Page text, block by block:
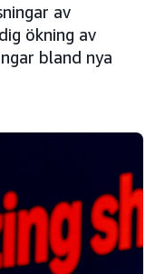
av
ökning av
bland nya